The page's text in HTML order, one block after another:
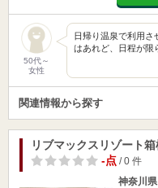
50代～
女性
日帰り温泉で利用さ
はあれど、日程が限
関連情報から探す
リブマックスリゾート箱
-点/ 0 件
神奈川